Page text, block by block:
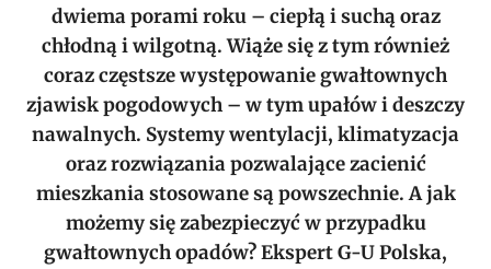
dwiema porami roku – ciepłą i suchą oraz
chłodną i wilgotną. Wiąże się z tym również
coraz częstsze występowanie gwałtownych
zjawisk pogodowych – w tym upałów i deszczy
nawalnych. Systemy wentylacji, klimatyzacja
oraz rozwiązania pozwalające zacienić
mieszkania stosowane są powszechnie. A jak
możemy się zabezpieczyć w przypadku
gwałtownych opadów? Ekspert G-U Polska,